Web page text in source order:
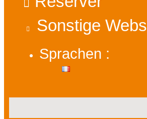
Sonstige
Sprachen :